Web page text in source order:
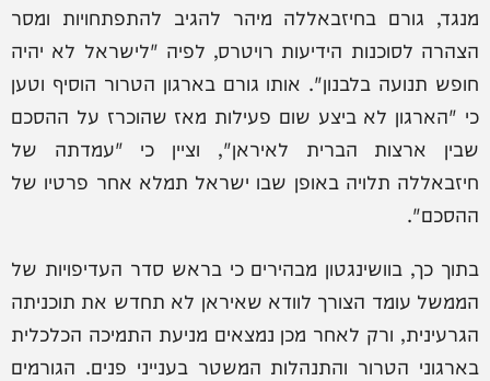
מנגד, גורם בחיזבאללה מיהר להגיב להתפתחויות ומסר
הצהרה לסוכנות הידיעות רויטרס, לפיה "לישראל לא יהיה
חופש תנועה בלבנון". אותו גורם בארגון הטרור הוסיף וטען
כי "הארגון לא ביצע שום פעילות מאז שהוכרז על ההסכם
שבין ארצות הברית לאיראן", וציין כי "עמדתה של
חיזבאללה תלויה באופן שבו ישראל תמלא אחר פרטיו של
ההסכם".
בתוך כך, בוושינגטון מבהירים כי בראש סדר העדיפויות של
הממשל עומד הצורך לוודא שאיראן לא תחדש את תוכניתה
הגרעינית, ורק לאחר מכן נמצאים מניעת התמיכה הכלכלית
בארגוני הטרור והתנהלות המשטר בענייני פנים. הגורמים